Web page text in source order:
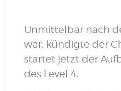
Unmittelbar nach
war, kündigte der
startet jetzt der
des Level 4.